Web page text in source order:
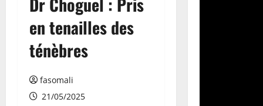
en tenailles des
ténèbres
fasomali
21/05/2025